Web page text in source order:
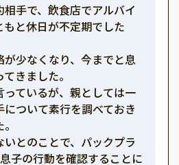
手で、飲食店でアルバイ
もと休日が不定期でした
少なくなり、今までと息
きました。
ているが、親としては一
ついて素行を調べておき
とのことで、パックプラ
子の行動を確認することに